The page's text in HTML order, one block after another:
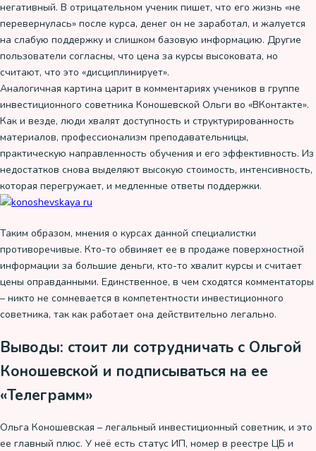
негативный. В отрицательном ученик пишет, что его жизнь «не
перевернулась» после курса, денег он не заработал, и жалуется
на слабую поддержку и слишком базовую информацию. Другие
пользователи согласны, что цена за курсы высоковата, но
считают, что это «дисциплинирует».
Аналогичная картина царит в комментариях учеников в группе
инвестиционного советника Коношевской Ольги во «ВКонтакте».
Как и везде, люди хвалят доступность и структурированность
материалов, профессионализм преподавательницы,
практическую направленность обучения и его эффективность. Из
недостатков снова выделяют высокую стоимость, интенсивность,
которая перегружает, и медленные ответы поддержки.
Таким образом, мнения о курсах данной специалистки
противоречивые. Кто-то обвиняет ее в продаже поверхностной
информации за большие деньги, кто-то хвалит курсы и считает
цены оправданными. Единственное, в чем сходятся комментаторы
– никто не сомневается в компетентности инвестиционного
советника, так как работает она действительно легально.
Выводы: стоит ли сотрудничать с Ольгой
Коношевской и подписываться на ее
«Телеграмм»
Ольга Коношевская – легальный инвестиционный советник, и это
ее главный плюс. У неё есть статус ИП, номер в реестре ЦБ и